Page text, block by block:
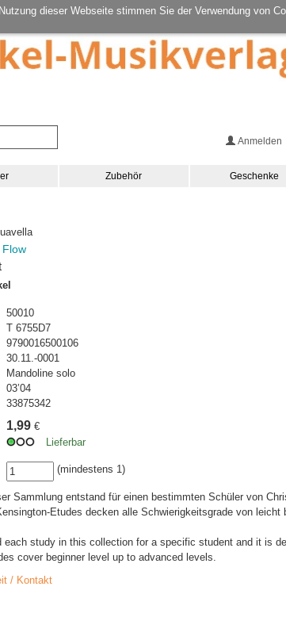
dieser Webseite stimmen Sie der Verwendung von
Anmelden
Zubehör Geschenke
Flow
50010
T 6755D7
9790016500106
30.11.-0001
Mandoline solo
03’04
33875342
1,99 €
Lieferbar
(mindestens 1)
Sammlung entstand für einen bestimmten Schüler von
Etudes decken alle Schwierigkeitsgrade von leicht
each study in this collection for a specific student and it is
cover beginner level up to advanced levels.
/ Kontakt